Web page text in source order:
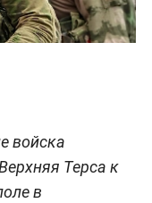
войска
Терса к
в